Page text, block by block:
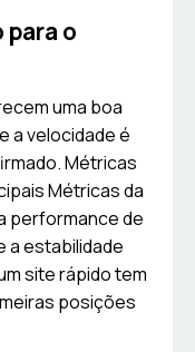
o
uma boa
a velocidade é
Métricas
Métricas da
performance de
a estabilidade
site rápido tem
posições